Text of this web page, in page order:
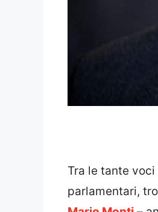
Tra le tante
parlamentari,